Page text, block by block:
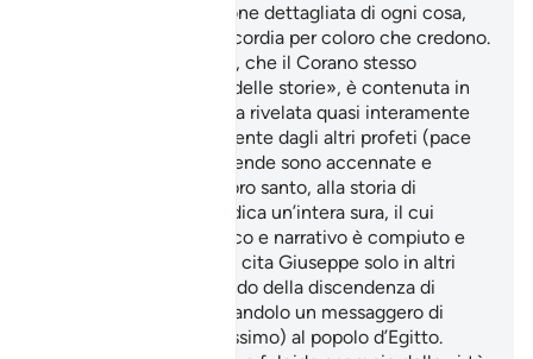
precede, una spiegazione dettagliata di ogni cosa,
una guida e una misericordia per coloro che credono.
La storia di Giuseppe, che il Corano stesso
definisce «la più bella delle storie», è contenuta in
questa dodicesima Sura rivelata quasi interamente
alla Mecca. Diversa- mente dagli altri profeti (pace
su tutti loro), le cui vicende sono accennate e
riprese più volte nel Libro santo, alla storia di
Giuseppe il Corano dedica un’intera sura, il cui
svolgimento cronologico e narrativo è compiuto e
non reiterato. Il Corano cita Giuseppe solo in altri
due versetti: IV, riferendo della discendenza di
Abramo e XL, considerandolo un messaggero di
Allah (gloria a Lui l’Altissimo) al popolo d’Egitto.